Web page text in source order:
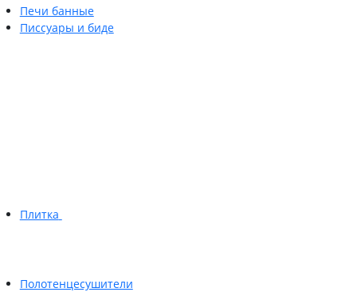
Печи банные
Писсуары и биде
Плитка
Полотенцесушители